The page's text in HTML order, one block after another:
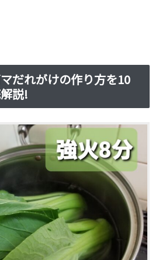
だれがけの作り方を10
説!